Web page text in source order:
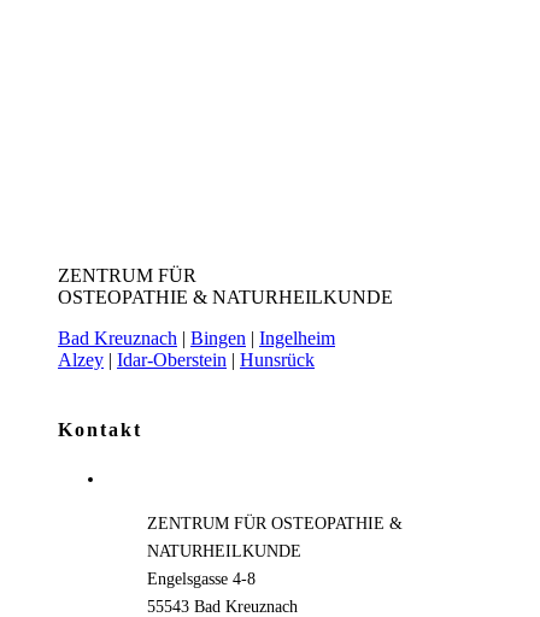
ZENTRUM FÜR
OSTEOPATHIE & NATURHEILKUNDE
Bad Kreuznach | Bingen | Ingelheim
Alzey| Idar-Oberstein | Hunsrück
Kontakt
ZENTRUM FÜR OSTEOPATHIE &
NATURHEILKUNDE
Engelsgasse 4-8
55543 Bad Kreuznach